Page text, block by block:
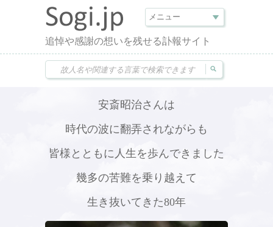
追悼や感謝の想いを残せる訃報サイト
安斎昭治さんは
時代の波に翻弄されながらも
皆様とともに人生を歩んできました
幾多の苦難を乗り越えて
生き抜いてきた80年